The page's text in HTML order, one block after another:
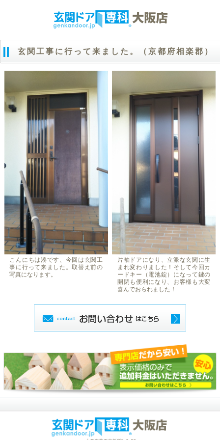
玄関工事に行って来ました。（京都府相楽郡）
こんにちは湊です、今回は玄関工
事に行って来ました。取替え前の
写真になります。
片袖ドアになり、立派な玄関に生
まれ変わりました！そして今回カ
ードキー（電池錠）になって鍵の
開閉も便利になり、お客様も大変
喜んでおられました！